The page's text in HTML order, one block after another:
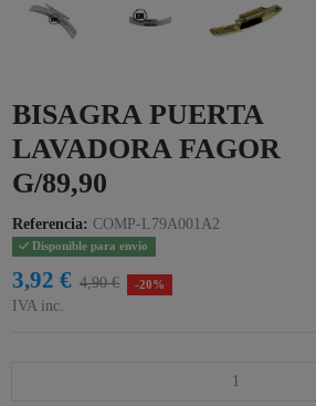
BISAGRA PUERTA
LAVADORA FAGOR
G/89,90
Referencia: COMP-L79A001A2
Disponible para envío
3,92 € 4,90 € -20%
IVA inc.